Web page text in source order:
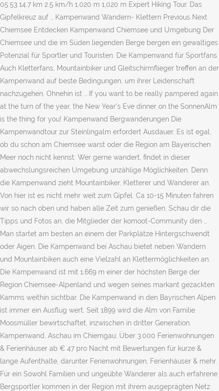
05:53 14.7 km 2.5 km/h 1,020 m 1,020 m Expert Hiking Tour. Das
Gipfelkreuz auf … Kampenwand Wandern- Klettern Previous Next
Chiemsee Entdecken Kampenwand Chiemsee und Umgebung Der
Chiemsee und die im Süden liegenden Berge bergen ein gewaltiges
Potenzial für Sportler und Touristen. Die Kampenwand für Sportfans
Auch Kletterfans, Mountainbiker und Gleitschirmflieger treffen an der
Kampenwand auf beste Bedingungen, um ihrer Leidenschaft
nachzugehen. Ohnehin ist … If you want to be really pampered again
at the turn of the year, the New Year's Eve dinner on the SonnenAlm
is the thing for you! Kampenwand Bergwanderungen Die
Kampenwandtour zur Steinlingalm erfordert Ausdauer. Es ist egal,
ob du schon am Chiemsee warst oder die Region am Bayerischen
Meer noch nicht kennst: Wer gerne wandert, findet in dieser
abwechslungsreichen Umgebung unzählige Möglichkeiten. Denn
die Kampenwand zieht Mountainbiker, Kletterer und Wanderer an.
Von hier ist es nicht mehr weit zum Gipfel. Ca 10-15 Minuten fahren
wir so nach oben und haben alle Zeit zum genießen. Schau dir die
Tipps und Fotos an, die Mitglieder der komoot-Community den …
Man startet am besten an einem der Parkplätze Hintergschwendt
oder Aigen. Die Kampenwand bei Aschau bietet neben Wandern
und Mountainbiken auch eine Vielzahl an Klettermöglichkeiten an.
Die Kampenwand ist mit 1.669 m einer der höchsten Berge der
Region Chiemsee-Alpenland und wegen seines markant gezackten
Kamms weithin sichtbar. Die Kampenwand in den Bayrischen Alpen
ist immer ein Ausflug wert. Seit 1899 wird die Alm von Familie
Moosmüller bewirtschaftet, inzwischen in dritter Generation.
Kampenwand, Aschau im Chiemgau: Über 3.000 Ferienwohnungen
& Ferienhäuser ab € 47 pro Nacht mit Bewertungen für kurze &
lange Aufenthalte, darunter Ferienwohnungen, Ferienhäuser & mehr.
Für ein Sowohl Familien und ungeübte Wanderer als auch erfahrene
Bergsportler kommen in der Region mit ihrem ausgeprägten Netz